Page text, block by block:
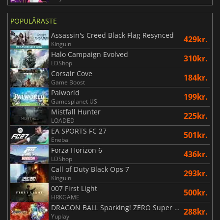
POPULÄRASTE
Assassin's Creed Black Flag Resynced
Kinguin 429kr.
Halo Campaign Evolved
LDShop 310kr.
Corsair Cove
Game Boost 184kr.
Palworld
Gamesplanet US 199kr.
Mistfall Hunter
LOADED 225kr.
EA SPORTS FC 27
Eneba 501kr.
Forza Horizon 6
LDShop 436kr.
Call of Duty Black Ops 7
Kinguin 293kr.
007 First Light
HRKGAME 500kr.
DRAGON BALL Sparking! ZERO Super Limit Breaking NEO
Yuplay 288kr.